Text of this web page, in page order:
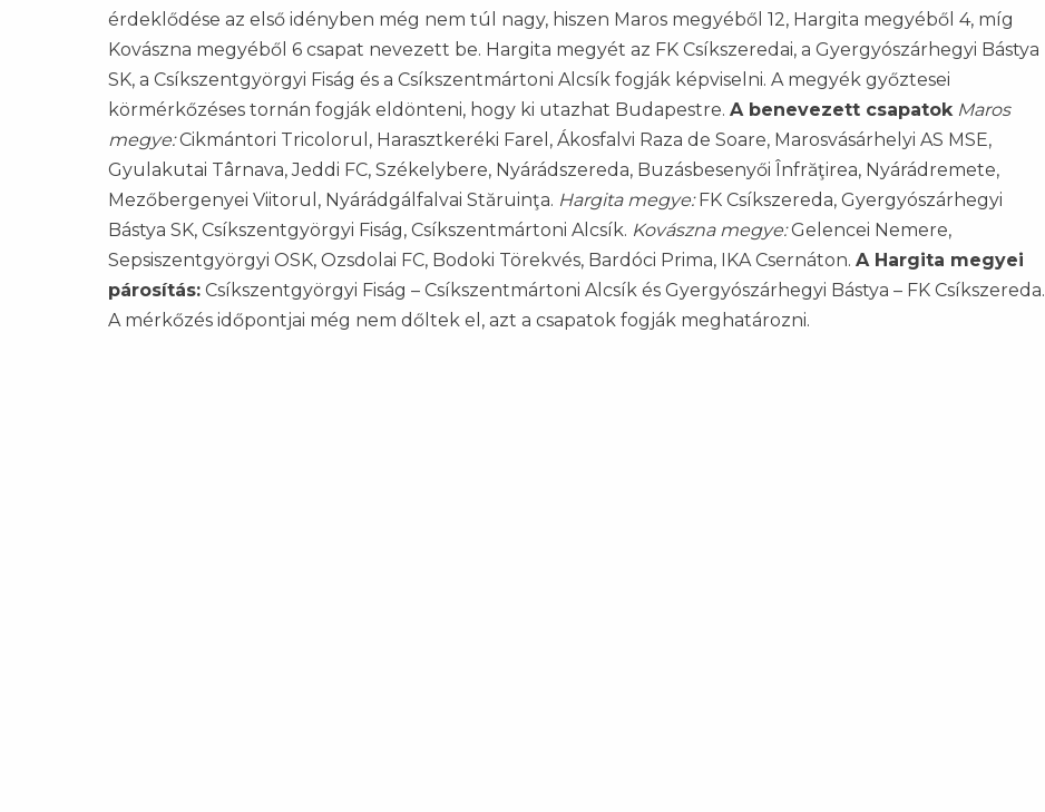
érdeklődése az első idényben még nem túl nagy, hiszen Maros megyéből 12, Hargita megyéből 4, míg
Kovászna megyéből 6 csapat nevezett be. Hargita megyét az FK Csíkszeredai, a Gyergyószárhegyi Bástya
SK, a Csíkszentgyörgyi Fiság és a Csíkszentmártoni Alcsík fogják képviselni. A megyék győztesei
körmérkőzéses tornán fogják eldönteni, hogy ki utazhat Budapestre. A benevezett csapatok Maros
megye:Cikmántori Tricolorul, Harasztkeréki Farel, Ákosfalvi Raza de Soare, Marosvásárhelyi AS MSE,
Gyulakutai Târnava, Jeddi FC, Székelybere, Nyárádszereda, Buzásbesenyői Înfrăţirea, Nyárádremete,
Mezőbergenyei Viitorul, Nyárádgálfalvai Stăruinţa. Hargita megye:FK Csíkszereda, Gyergyószárhegyi
Bástya SK, Csíkszentgyörgyi Fiság, Csíkszentmártoni Alcsík. Kovászna megye:Gelencei Nemere,
Sepsiszentgyörgyi OSK, Ozsdolai FC, Bodoki Törekvés, Bardóci Prima, IKA Csernáton. A Hargita megyei
párosítás: Csíkszentgyörgyi Fiság – Csíkszentmártoni Alcsík és Gyergyószárhegyi Bástya – FK Csíkszereda.
A mérkőzés időpontjai még nem dőltek el, azt a csapatok fogják meghatározni.